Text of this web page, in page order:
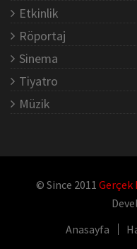
Etkinlik
Röportaj
Sinema
Tiyatro
Müzik
© Since 2011 Gerçek
Anasayfa